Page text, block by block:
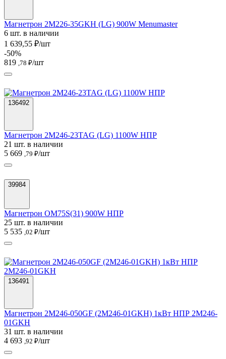
Магнетрон 2M226-35GKH (LG) 900W Menumaster
6 шт. в наличии
1 639,55 ₽/шт
-50%
819 ,78 ₽/шт
136492
Магнетрон 2M246-23TAG (LG) 1100W НПР
21 шт. в наличии
5 669 ,79 ₽/шт
39984
Магнетрон OM75S(31) 900W НПР
25 шт. в наличии
5 535 ,02 ₽/шт
136491
Магнетрон 2M246-050GF (2M246-01GKH) 1кВт НПР 2M246-
01GKH
31 шт. в наличии
4 693 ,92 ₽/шт